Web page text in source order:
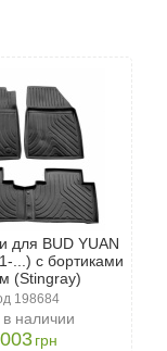
для BUD YUAN
...) с бортиками
(Stingray)
198684
наличии
грн